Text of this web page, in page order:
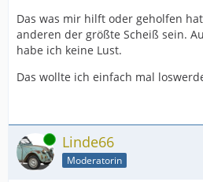
Das was mir hilft oder geholfen
anderen der größte Scheiß sein.
habe ich keine Lust.
Das wollte ich einfach mal
Online Linde66
Moderatorin